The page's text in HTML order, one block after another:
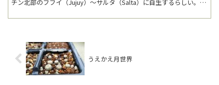
チン北部のフフイ（Jujuy）～サルタ（Salta）に自生するらしい。ア
うえかえ月世界